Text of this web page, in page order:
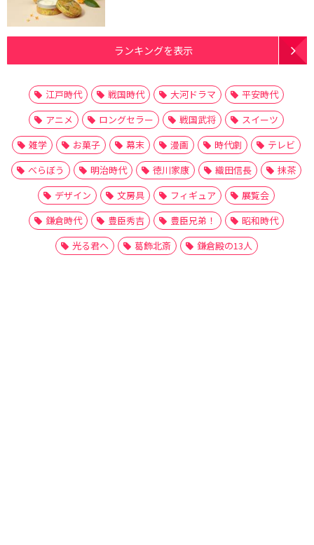
ランキングを表示
江戸時代 戦国時代 大河ドラマ
平安時代
アニメ
ロングセラー 戦国武将
スイーツ
雑学
お菓子 幕末 漫画 時代劇
テレビ
べらぼう
明治時代 徳川家康 織田信長
抹茶
デザイン
文房具 フィギュア
展覧会
鎌倉時代
豊臣秀吉 豊臣兄弟！
昭和時代
光る君へ
葛飾北斎 鎌倉殿の13人